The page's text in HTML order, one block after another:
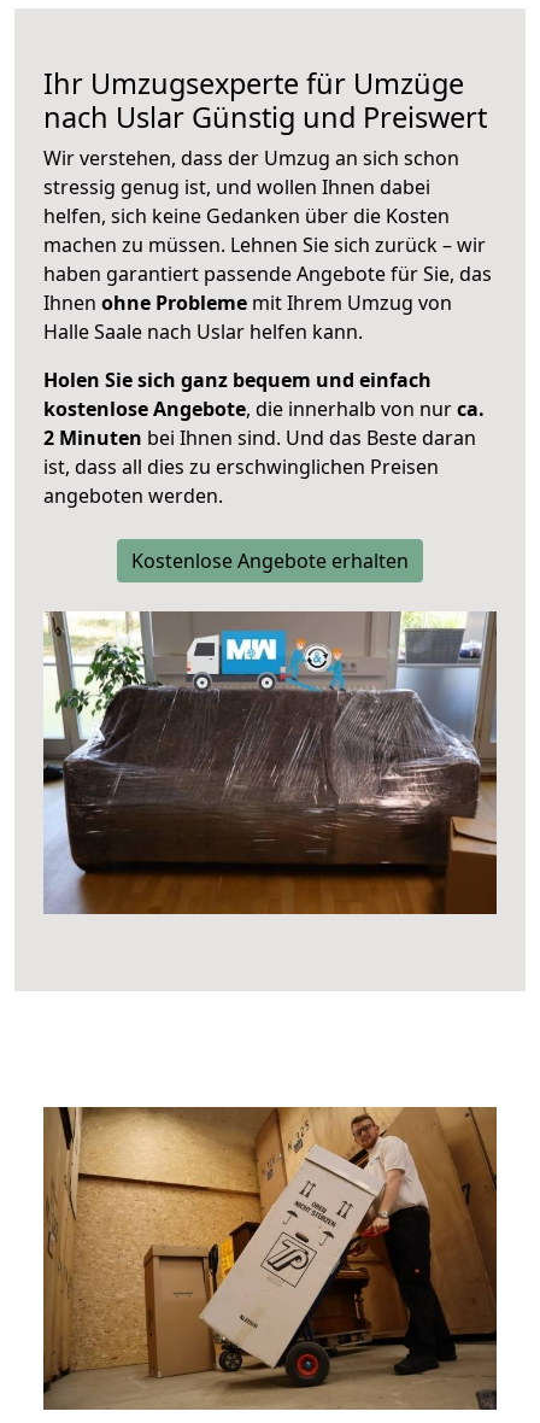
Ihr Umzugsexperte für Umzüge
nach Uslar Günstig und Preiswert
Wir verstehen, dass der Umzug an sich schon
stressig genug ist, und wollen Ihnen dabei
helfen, sich keine Gedanken über die Kosten
machen zu müssen. Lehnen Sie sich zurück – wir
haben garantiert passende Angebote für Sie, das
Ihnen ohne Probleme mit Ihrem Umzug von
Halle Saale nach Uslar helfen kann.
Holen Sie sich ganz bequem und einfach
kostenlose Angebote, die innerhalb von nurca.
2 Minuten bei Ihnen sind. Und das Beste daran
ist, dass all dies zu erschwinglichen Preisen
angeboten werden.
Kostenlose Angebote erhalten